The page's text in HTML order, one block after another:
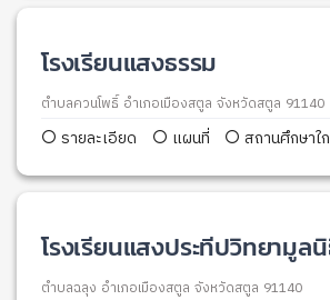
โรงเรียนแสงธรรม
ตำบลควนโพธิ์ อำเภอเมืองสตูล จังหวัดสตูล 91140
รายละเอียด แผนที่ สถานศึกษาใ
โรงเรียนแสงประทีปวิทยามูล
ตำบลฉลุง อำเภอเมืองสตูล จังหวัดสตูล 91140